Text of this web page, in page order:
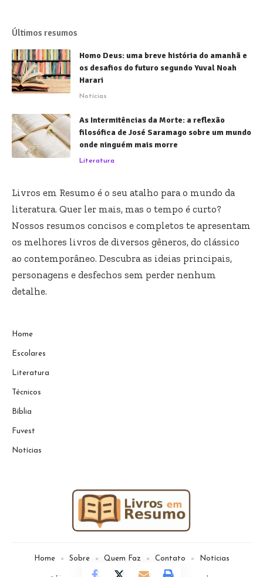
Últimos resumos
Homo Deus: uma breve história do amanhã e
os desafios do futuro segundo Yuval Noah
Harari
Notícias
As Intermitências da Morte: a reflexão
filosófica de José Saramago sobre um mundo
onde ninguém mais morre
Literatura
Livros em Resumo é o seu atalho para o mundo da
literatura. Quer ler mais, mas o tempo é curto?
Nossos resumos concisos e completos te apresentam
os melhores livros de diversos gêneros, do clássico
ao contemporâneo. Descubra as ideias principais,
personagens e desfechos sem perder nenhum
detalhe.
Home
Escolares
Literatura
Técnicos
Bíblia
Fuvest
Notícias
Home Sobre Quem Faz Contato Notícias